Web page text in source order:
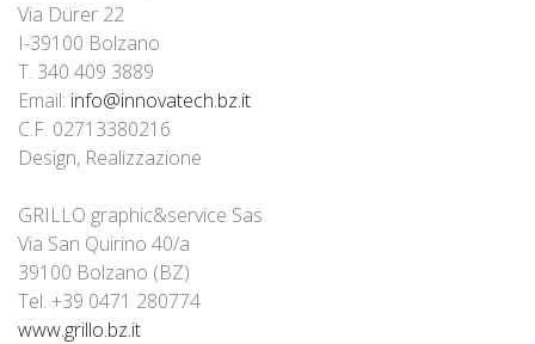
Via Dürer 22
I-39100 Bolzano
T. 340 409 3889
Email: info@innovatech.bz.it
C.F. 02713380216
Design, Realizzazione
GRILLO graphic&service Sas
Via San Quirino 40/a
39100 Bolzano (BZ)
Tel. +39 0471 280774
www.grillo.bz.it